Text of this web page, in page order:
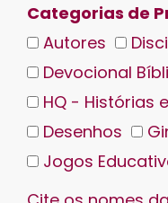
Categorias de
Autores
Devocional
HQ - Histórias
Desenhos
Jogos